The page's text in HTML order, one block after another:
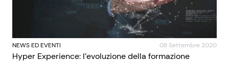
NEWS ED EVENTI 08 Settembre 2020
Hyper Experience: l’evoluzione della formazione